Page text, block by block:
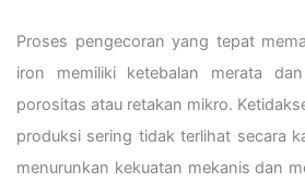
Proses pengecoran yang tepat
iron memiliki ketebalan merata
porositas atau retakan mikro.
produksi sering tidak terlihat secara
menurunkan kekuatan mekanis dan